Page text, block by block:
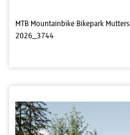
MTB Mountainbike Bikepark Mutters
2026_3744